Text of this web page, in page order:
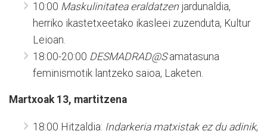
10:00 Maskulinitatea eraldatzen jardunaldia,
herriko ikastetxeetako ikasleei zuzenduta, Kultur
Leioan.
18:00-20:00 DESMADRAD@Samatasuna
feminismotik lantzeko saioa, Laketen.
Martxoak 13, martitzena
18:00 Hitzaldia: Indarkeria matxistak ez du adinik,